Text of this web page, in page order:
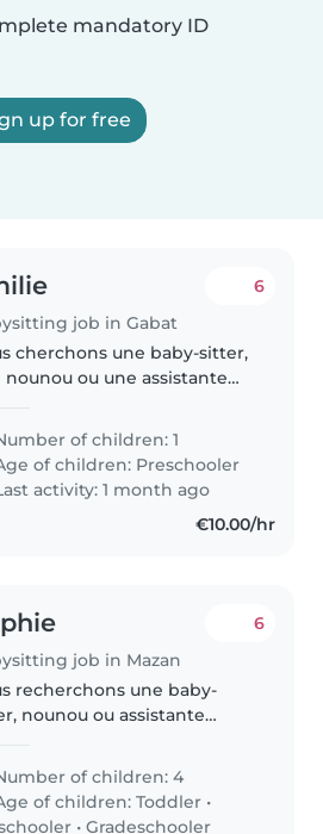
mandatory ID
up for free
job in Gabat
6
cherchons une baby-sitter,
nounou ou une assistante
préscolaire, énergique et
Il adore explorer et
de nouvelles choses...
of children: 1
of children: Preschooler
activity: 1 month ago
€10.00/hr
job in Mazan
6
recherchons une baby-
nounou ou assistante
énergiques, bavards et
Nous avons besoin de
of children: 4
of children:Toddler •
•Gradeschooler